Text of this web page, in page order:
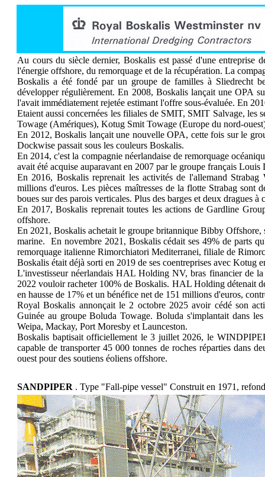
Au cours du siècle dernier, Boskalis est passé d'une entreprise
l'énergie offshore, du remorquage et de la récupération. La
Boskalis a été fondé par un groupe de familles à Sliedrecht
développer régulièrement. En 2008, Boskalis lançait une OPA
l'avait immédiatement rejetée estimant l'offre sous-évaluée. En
Etaient aussi concernées les filiales de SMIT, SMIT Salvage, les
Towage (Amériques), Kotug Smit Towage (Europe du nord-
En 2012, Boskalis lançait une nouvelle OPA, cette fois sur le
Dockwise passait sous les couleurs Boskalis.
En 2014, c'est la compagnie néerlandaise de remorquage
avait été acquise auparavant en 2007 par le groupe français
En 2016, Boskalis reprenait les activités de l'allemand
millions d'euros. Les pièces maîtresses de la flotte Strabag sont
boues sur des parois verticales. Plus des barges et deux dragues
En 2017, Boskalis reprenait toutes les actions de Gardline
offshore.
En 2021, Boskalis achetait le groupe britannique Bibby Offshore,
marine. En novembre 2021, Boskalis cédait ses 49% de parts
remorquage italienne Rimorchiatori Mediterranei, filiale de
Boskalis était déjà sorti en 2019 de ses coentreprises avec
L'investisseur néerlandais HAL Holding NV, bras financier de
2022 vouloir racheter 100% de Boskalis. HAL Holding détenait
en hausse de 17% et un bénéfice net de 151 millions d'euros,
Royal Boskalis annonçait le 2 octobre 2025 avoir cédé son
Guinée au groupe Boluda Towage. Boluda s'implantait dans
Weipa, Mackay, Port Moresby et Launceston.
Boskalis baptisait officiellement le 3 juillet 2026, le
capable de transporter 45 000 tonnes de roches réparties dans
ouest pour des soutiens éoliens offshore.
SANDPIPER . Type "Fall-pipe vessel" Construit en 1971,